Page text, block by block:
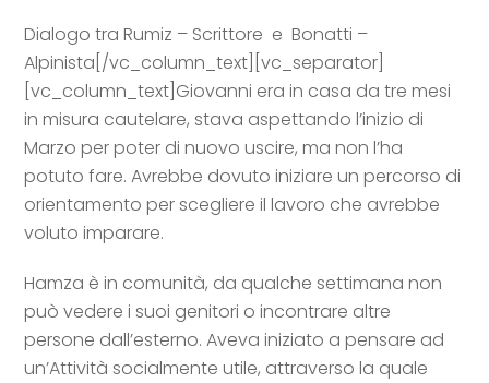
Dialogo tra Rumiz – Scrittore e Bonatti –
Alpinista[/vc_column_text][vc_separator]
[vc_column_text] Giovanni era in casa da tre mesi
in misura cautelare, stava aspettando l’inizio di
Marzo per poter di nuovo uscire, ma non l’ha
potuto fare. Avrebbe dovuto iniziare un percorso di
orientamento per scegliere il lavoro che avrebbe
voluto imparare.
Hamza è in comunità, da qualche settimana non
può vedere i suoi genitori o incontrare altre
persone dall’esterno. Aveva iniziato a pensare ad
un’Attività socialmente utile, attraverso la quale